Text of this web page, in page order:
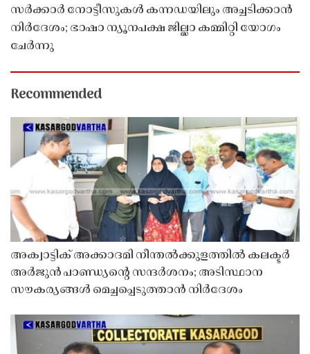
സർക്കാർ നോട്ടീസുകൾ കന്നഡയിലും അച്ചടിക്കാൻ
നിർദേശം; ഭാഷാ ന്യൂനപക്ഷ ജില്ലാ കമ്മിറ്റി യോഗം
ചേർന്നു
Recommended
അക്വാട്ടിക് അക്കാദമി നീന്തൽക്കുളത്തിൽ കലക്ടർ
അർജുൻ പാണ്ഡ്യൻ്റെ സന്ദർശനം; അടിസ്ഥാന
സൗകര്യങ്ങൾ മെച്ചപ്പെടുത്താൻ നിർദേശം